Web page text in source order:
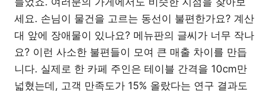
세요. 손님이 물건을 고르는 동선이 불편한가요? 계산
대 앞에 장애물이 있나요? 메뉴판의 글씨가 너무 작나
요? 이런 사소한 불편들이 모여 큰 매출 차이를 만듭
니다. 실제로 한 카페 주인은 테이블 간격을 10cm만
넓혔는데, 고객 만족도가 15% 올랐다는 연구 결과도